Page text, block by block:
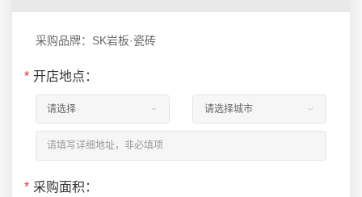
采购品牌：SK岩板·瓷砖
* 开店地点：
* 采购面积：